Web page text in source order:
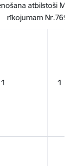
atbilstoši
rīkojumam Nr.769
1 1